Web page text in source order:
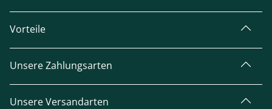
Vorteile
Unsere Zahlungsarten
Unsere Versandarten